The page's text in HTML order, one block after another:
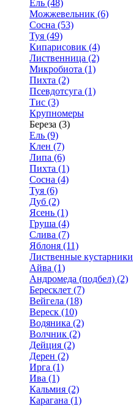
Ель (48)
Можжевельник (6)
Сосна (53)
Туя (49)
Кипарисовик (4)
Лиственница (2)
Микробиота (1)
Пихта (2)
Псевдотсуга (1)
Тис (3)
Крупномеры
Береза (3)
Ель (9)
Клен (7)
Липа (6)
Пихта (1)
Сосна (4)
Туя (6)
Дуб (2)
Ясень (1)
Груша (4)
Слива (7)
Яблоня (11)
Лиственные кустарники
Айва (1)
Андромеда (подбел) (2)
Бересклет (7)
Вейгела (18)
Вереск (10)
Водяника (2)
Волчник (2)
Дейция (2)
Дерен (2)
Ирга (1)
Ива (1)
Кальмия (2)
Карагана (1)